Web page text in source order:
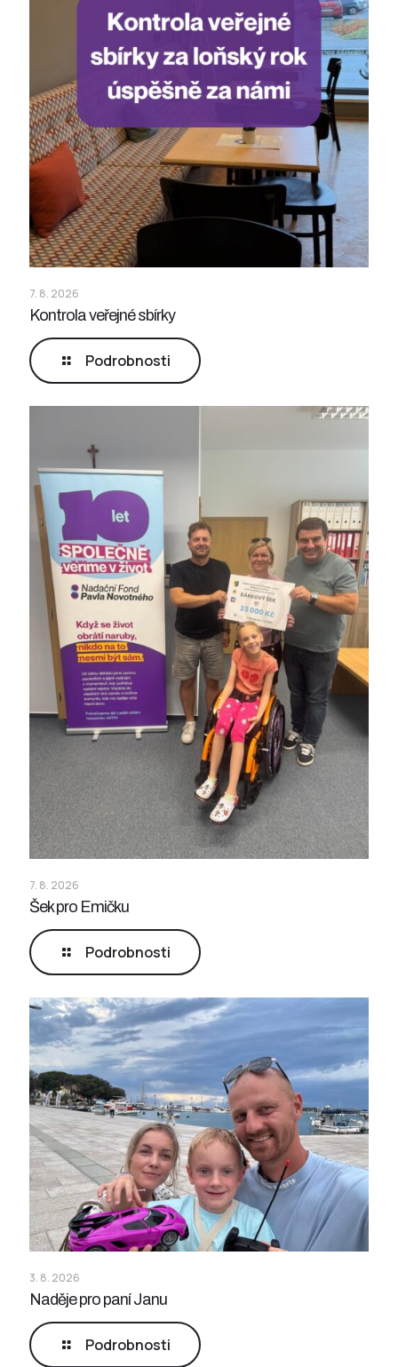
7. 8. 2026
Kontrola veřejné sbírky
Podrobnosti
7. 8. 2026
Šek pro Emičku
Podrobnosti
3. 8. 2026
Naděje pro paní Janu
Podrobnosti